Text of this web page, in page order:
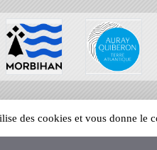
des cookies et vous donne le